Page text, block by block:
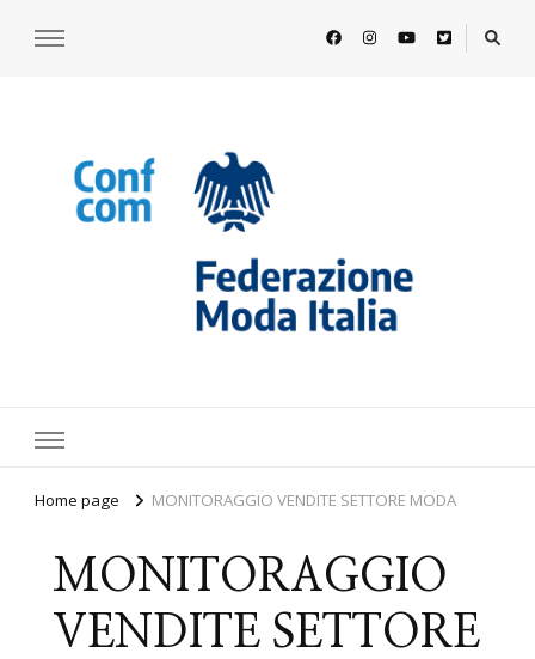
Home page MONITORAGGIO VENDITE SETTORE MODA
MONITORAGGIO
VENDITE SETTORE